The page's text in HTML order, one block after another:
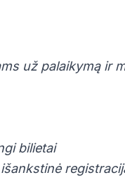
už palaikymą ir
bilietai